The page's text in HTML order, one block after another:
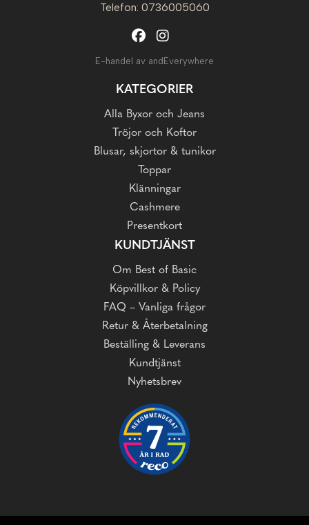
Telefon: 0736005060
E-handel av andEverywhere
KATEGORIER
Alla Byxor och Jeans
Tröjor och Koftor
Blusar, skjortor & tunikor
Toppar
Klänningar
Cashmere
Presentkort
KUNDTJÄNST
Om Best of Basic
Köpvillkor & Policy
FAQ – Vanliga frågor
Retur & Återbetalning
Beställing & Leverans
Kundtjänst
Nyhetsbrev